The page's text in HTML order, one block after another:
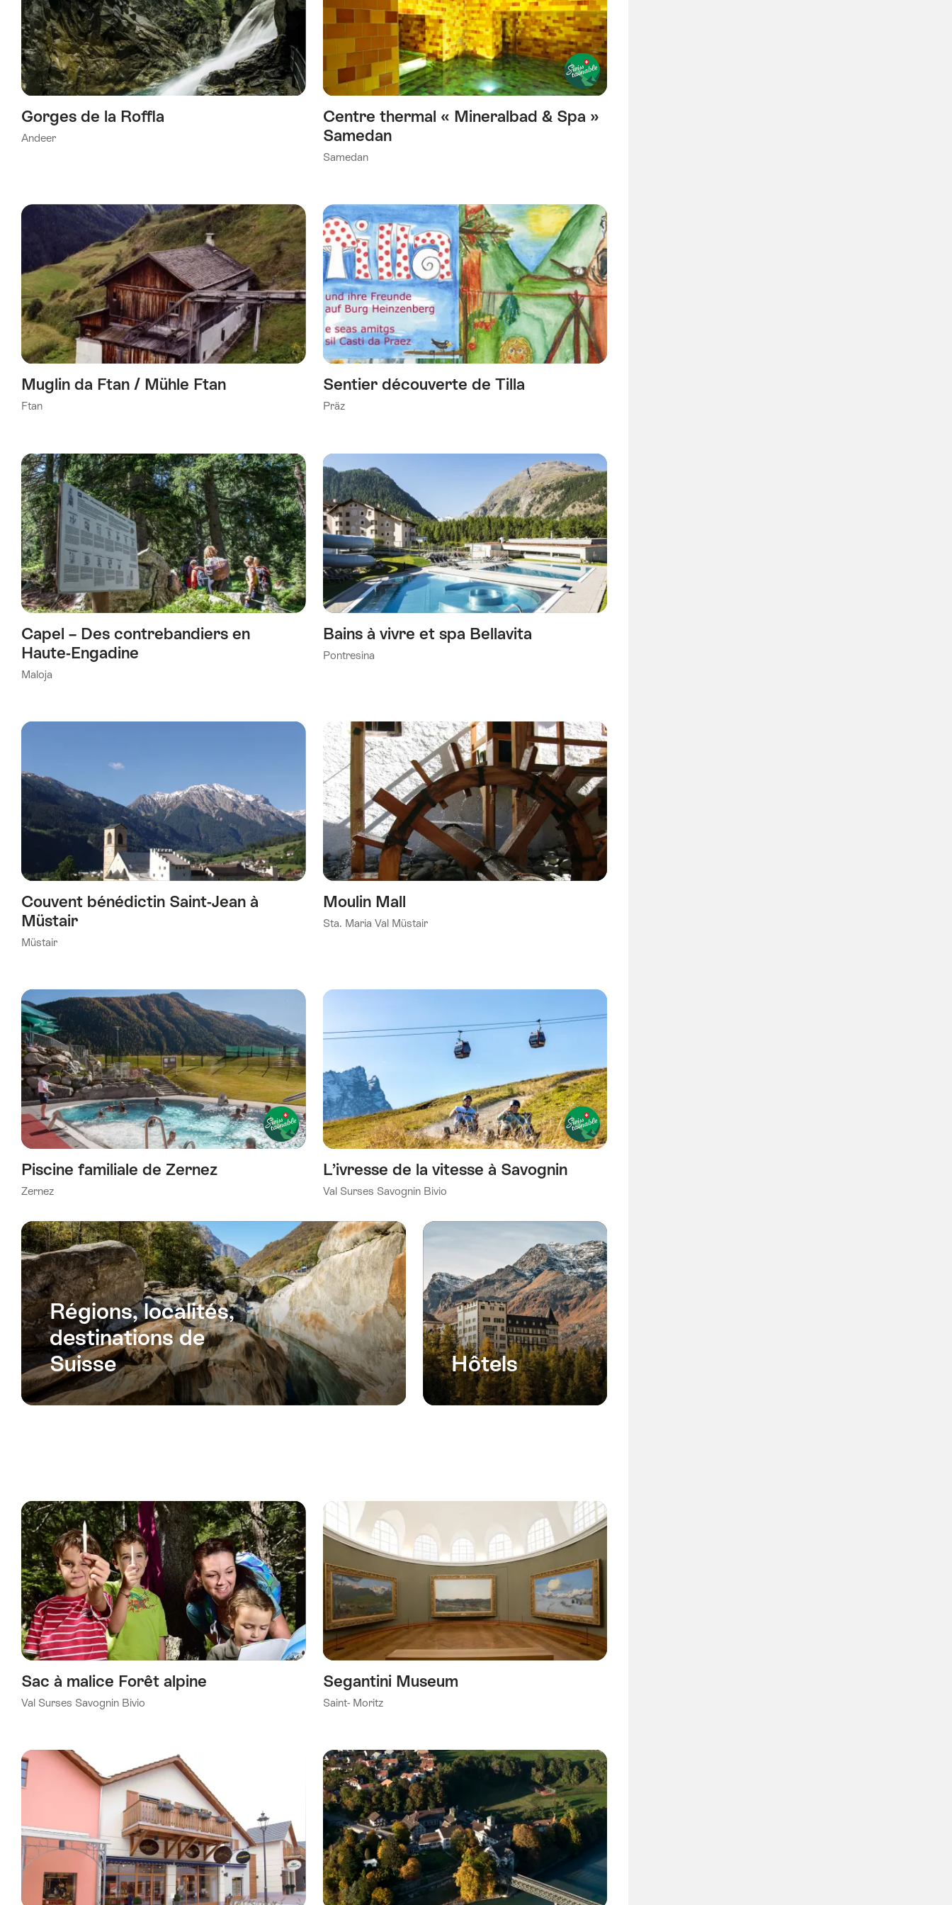
Gorges de la Roffla
Andeer
Centre thermal « Mineralbad & Spa »
Samedan
Samedan
Muglin da Ftan / Mühle Ftan
Ftan
Sentier découverte de Tilla
Präz
Capel – Des contrebandiers en
Haute-Engadine
Maloja
Bains à vivre et spa Bellavita
Pontresina
Couvent bénédictin Saint-Jean à
Müstair
Müstair
Moulin Mall
Sta. Maria Val Müstair
Piscine familiale de Zernez
Zernez
L’ivresse de la vitesse à Savognin
Val Surses Savognin Bivio
Régions, localités,
destinations de
Suisse
Hôtels
Sac à malice Forêt alpine
Val Surses Savognin Bivio
Segantini Museum
Saint- Moritz